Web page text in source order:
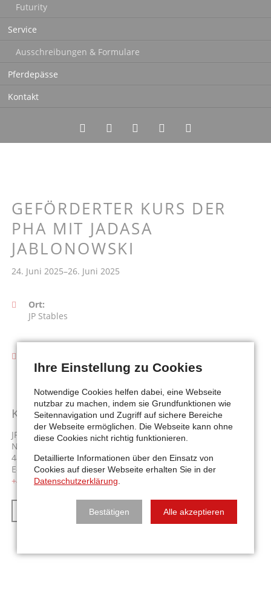
Futurity
Service
Ausschreibungen & Formulare
Pferdepässe
Kontakt
GEFÖRDERTER KURS DER
PHA MIT JADASA
JABLONOWSKI
24. Juni 2025–26. Juni 2025
Ort:
JP Stables
Vergünstigt für Mitglieder der Paint Horse Austria
Kontakt:
JP Stables
Nindorf 24
4870 Pfaffing, Austria
E-Mail:office@jp-stables.com
+43 699 17277721
ZUR TERMIN-ÜBERSICHT
Ihre Einstellung zu Cookies
Notwendige Cookies helfen dabei, eine Webseite
nutzbar zu machen, indem sie Grundfunktionen wie
Seitennavigation und Zugriff auf sichere Bereiche
der Webseite ermöglichen. Die Webseite kann ohne
diese Cookies nicht richtig funktionieren.
Detaillierte Informationen über den Einsatz von
Cookies auf dieser Webseite erhalten Sie in der
Datenschutzerklärung
Bestätigen Alle akzeptieren